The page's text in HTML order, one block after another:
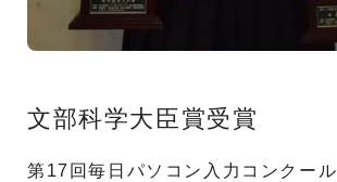
文部科学大臣賞受賞
第17回毎日パソコン入力コンクール